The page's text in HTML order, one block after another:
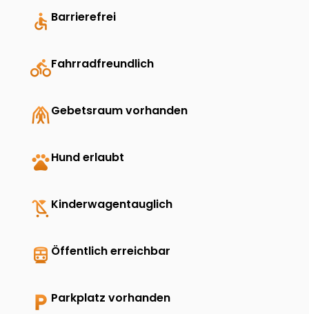
accessible Barrierefrei
directions_bikeFahrradfreundlich
folded_handsGebetsraum vorhanden
petsHund erlaubt
child_friendlyKinderwagentauglich
directions_transit Öffentlich erreichbar
local_parking Parkplatz vorhanden